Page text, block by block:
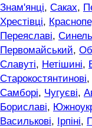
Знам'янці, Саках,
Хрестівці,
Переяславі,
Первомайський,
Славуті, Нетішині,
Старокостянтинові,
Самборі, Чугуєві,
Бориславі,
Василькові, Ірпіні,